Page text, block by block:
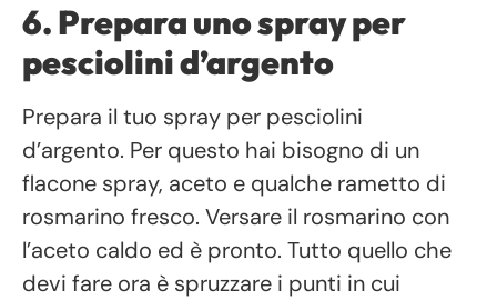
6. Prepara uno spray per
pesciolini d’argento
Prepara il tuo spray per pesciolini
d’argento. Per questo hai bisogno di un
flacone spray, aceto e qualche rametto di
rosmarino fresco. Versare il rosmarino con
l’aceto caldo ed è pronto. Tutto quello che
devi fare ora è spruzzare i punti in cui